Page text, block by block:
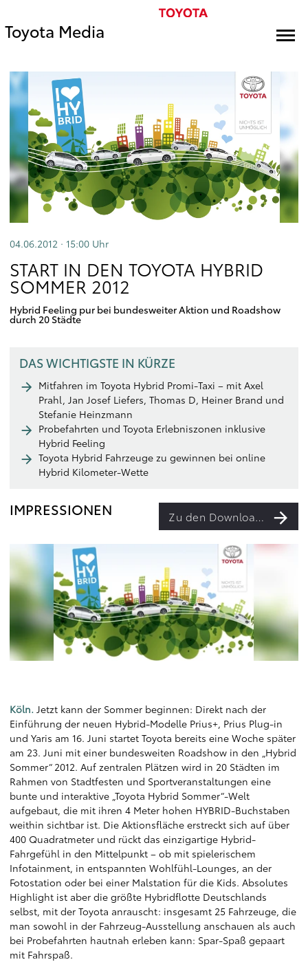
Toyota Media
04.06.2012 · 15:00 Uhr
START IN DEN TOYOTA HYBRID
SOMMER 2012
Hybrid Feeling pur bei bundesweiter Aktion und Roadshow
durch 20 Städte
DAS WICHTIGSTE IN KÜRZE
Mitfahren im Toyota Hybrid Promi-Taxi – mit Axel
Prahl, Jan Josef Liefers, Thomas D, Heiner Brand und
Stefanie Heinzmann
Probefahrten und Toyota Erlebniszonen inklusive
Hybrid Feeling
Toyota Hybrid Fahrzeuge zu gewinnen bei online
Hybrid Kilometer-Wette
IMPRESSIONEN Zu den Downloads
Köln. Jetzt kann der Sommer beginnen: Direkt nach der
Einführung der neuen Hybrid-Modelle Prius+, Prius Plug-in
und Yaris am 16. Juni startet Toyota bereits eine Woche später
am 23. Juni mit einer bundesweiten Roadshow in den „Hybrid
Sommer“ 2012. Auf zentralen Plätzen wird in 20 Städten im
Rahmen von Stadtfesten und Sportveranstaltungen eine
bunte und interaktive „Toyota Hybrid Sommer“-Welt
aufgebaut, die mit ihren 4 Meter hohen HYBRID-Buchstaben
weithin sichtbar ist. Die Aktionsfläche erstreckt sich auf über
400 Quadratmeter und rückt das einzigartige Hybrid-
Fahrgefühl in den Mittelpunkt – ob mit spielerischem
Infotainment, in entspannten Wohlfühl-Lounges, an der
Fotostation oder bei einer Malstation für die Kids. Absolutes
Highlight ist aber die größte Hybridflotte Deutschlands
selbst, mit der Toyota anrauscht: insgesamt 25 Fahrzeuge, die
man sowohl in der Fahrzeug-Ausstellung anschauen als auch
bei Probefahrten hautnah erleben kann: Spar-Spaß gepaart
mit Fahrspaß.